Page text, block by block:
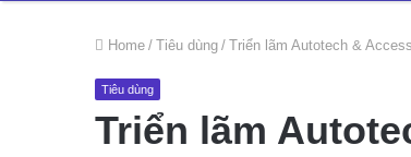
Home / Tiêu dùng / Triển lãm Autotech &
Tiêu dùng
Triển lãm